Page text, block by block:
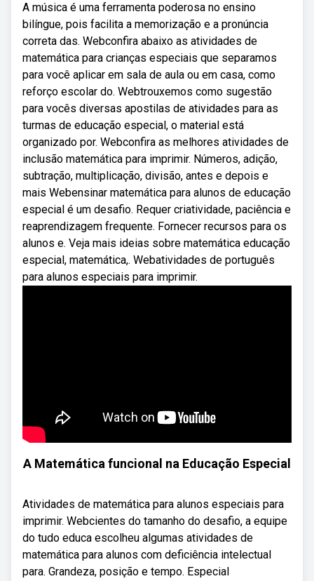
A música é uma ferramenta poderosa no ensino
bilíngue, pois facilita a memorização e a pronúncia
correta das. Webconfira abaixo as atividades de
matemática para crianças especiais que separamos
para você aplicar em sala de aula ou em casa, como
reforço escolar do. Webtrouxemos como sugestão
para vocês diversas apostilas de atividades para as
turmas de educação especial, o material está
organizado por. Webconfira as melhores atividades de
inclusão matemática para imprimir. Números, adição,
subtração, multiplicação, divisão, antes e depois e
mais Webensinar matemática para alunos de educação
especial é um desafio. Requer criatividade, paciência e
reaprendizagem frequente. Fornecer recursos para os
alunos e. Veja mais ideias sobre matemática educação
especial, matemática,. Webatividades de português
para alunos especiais para imprimir.
A Matemática funcional na Educação Especial
Atividades de matemática para alunos especiais para
imprimir. Webcientes do tamanho do desafio, a equipe
do tudo educa escolheu algumas atividades de
matemática para alunos com deficiência intelectual
para. Grandeza, posição e tempo. Especial